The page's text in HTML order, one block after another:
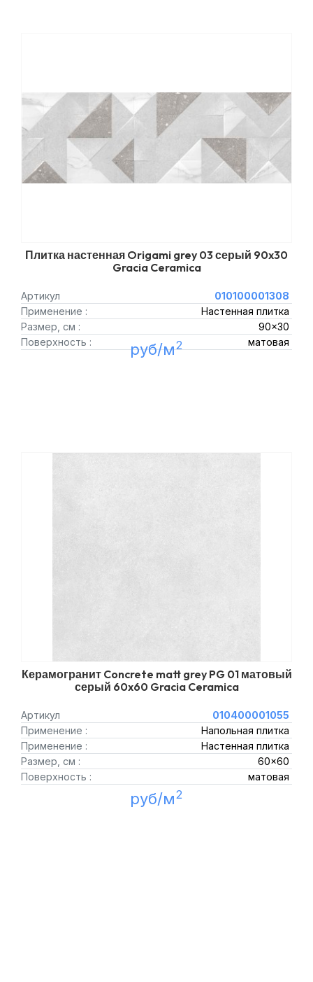
Плитка настенная Origami grey 03 серый 90x30
Gracia Ceramica
Артикул
010100001308
Применение :
Настенная плитка
Размер, см :
90x30
Поверхность :
матовая
руб/м2
Керамогранит Concrete matt grey PG 01 матовый
серый 60x60 Gracia Ceramica
Артикул
010400001055
Применение :
Напольная плитка
Применение :
Настенная плитка
Размер, см :
60x60
Поверхность :
матовая
руб/м2